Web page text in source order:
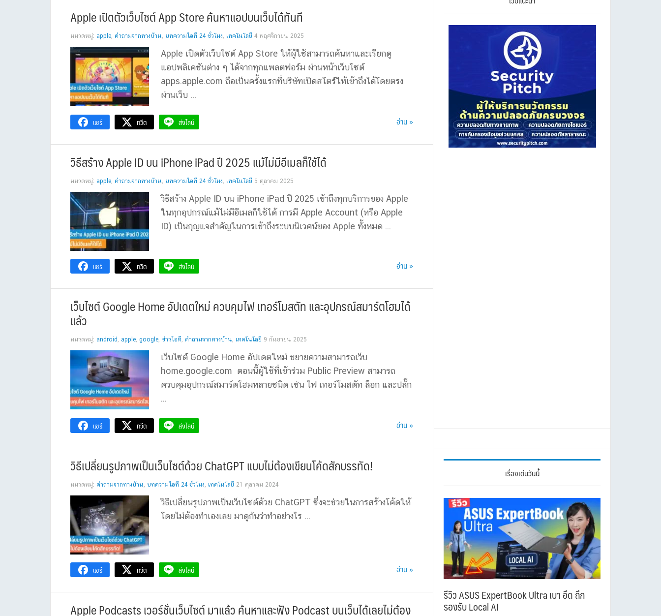
Apple เปิดตัวเว็บไซต์ App Store ค้นหาแอปบนเว็บได้ทันที
หมวดหมู่: apple, คำถามจากทางบ้าน, บทความไอที 24 ชั่วโมง, เทคโนโลยี 4 พฤศจิกายน 2025
Apple เปิดตัวเว็บไซต์ App Store ให้ผู้ใช้สามารถค้นหาและเรียกดู
แอปพลิเคชันต่าง ๆ ได้จากทุกแพลตฟอร์ม ผ่านหน้าเว็บไซต์
apps.apple.com ถือเป็นครั้งแรกที่บริษัทเปิดสโตร์ให้เข้าถึงได้โดยตรง
ผ่านเว็บ ...
แชร์ ทวีต ส่งไลน์ อ่าน »
วิธีสร้าง Apple ID บน iPhone iPad ปี 2025 แม้ไม่มีอีเมลก็ใช้ได้
หมวดหมู่: apple, คำถามจากทางบ้าน, บทความไอที 24 ชั่วโมง, เทคโนโลยี 5 ตุลาคม 2025
วิธีสร้าง Apple ID บน iPhone iPad ปี 2025 เข้าถึงทุกบริการของ Apple
ในทุกอุปกรณ์แม้ไม่มีอีเมลก็ใช้ได้ การมี Apple Account (หรือ Apple
ID) เป็นกุญแจสำคัญในการเข้าถึงระบบนิเวศน์ของ Apple ทั้งหมด ...
แชร์ ทวีต ส่งไลน์ อ่าน »
เว็บไซต์ Google Home อัปเดตใหม่ ควบคุมไฟ เทอร์โมสตัท และอุปกรณ์สมาร์ตโฮมได้
แล้ว
หมวดหมู่: android , apple, google, ข่าวไอที, คำถามจากทางบ้าน, เทคโนโลยี 9 กันยายน 2025
เว็บไซต์ Google Home อัปเดตใหม่ ขยายความสามารถเว็บ
home.google.com ตอนนี้ผู้ใช้ที่เข้าร่วม Public Preview สามารถ
ควบคุมอุปกรณ์สมาร์ตโฮมหลายชนิด เช่น ไฟ เทอร์โมสตัท ล็อก และปลั๊ก
...
แชร์ ทวีต ส่งไลน์ อ่าน »
วิธีเปลี่ยนรูปภาพเป็นเว็บไซต์ด้วย ChatGPT แบบไม่ต้องเขียนโค้ดสักบรรทัด!
หมวดหมู่: คำถามจากทางบ้าน, บทความไอที 24 ชั่วโมง, เทคโนโลยี 21 ตุลาคม 2024
วิธีเปลี่ยนรูปภาพเป็นเว็บไซต์ด้วย ChatGPT ซึ่งจะช่วยในการสร้างโค้ดให้
โดยไม่ต้องทำเองเลย มาดูกันว่าทำอย่างไร ...
แชร์ ทวีต ส่งไลน์ อ่าน »
Apple Podcasts เวอร์ชั่นเว็บไซต์ มาแล้ว ค้นหาและฟัง Podcast บนเว็บได้เลยไม่ต้อง
เรื่องเด่นวันนี้
รีวิว ASUS ExpertBook Ultra เบา อึด ถึก
รองรับ Local AI